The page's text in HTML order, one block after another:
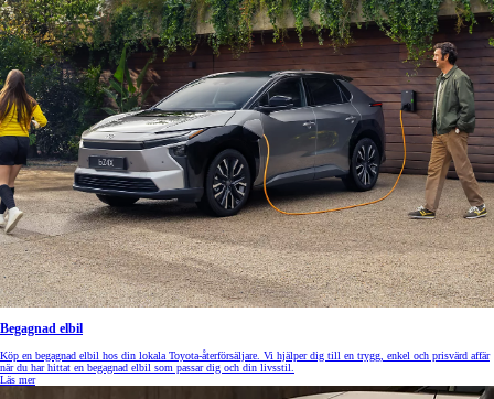
Begagnad elbil
Köp en begagnad elbil hos din lokala Toyota-återförsäljare. Vi hjälper dig till en trygg, enkel och prisvärd affär
när du har hittat en begagnad elbil som passar dig och din livsstil.
Läs mer